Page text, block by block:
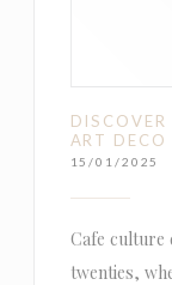
ART DECO
15/01/2025
Cafe culture
twenties,